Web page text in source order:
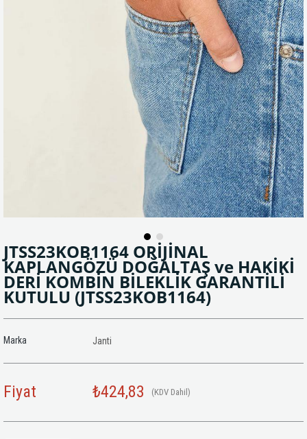
JTSS23KOB1164 ORİJİNAL
KAPLANGÖZÜ DOĞALTAŞ ve HAKİKİ
DERİ KOMBİN BİLEKLİK GARANTİLİ
KUTULU (JTSS23KOB1164)
Marka Janti
Fiyat ₺424,83 (KDV Dahil)